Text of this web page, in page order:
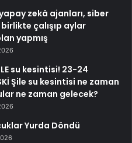
yapay zekâ ajanları, siber
birlikte çalışıp aylar
yapmış
su kesintisi! 23-24
Şile su kesintisi ne zaman
ne zaman gelecek?
Yurda Döndü